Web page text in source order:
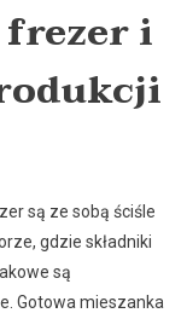
frezer i
są ze sobą ściśle
gdzie składniki
są
Gotowa mieszanka